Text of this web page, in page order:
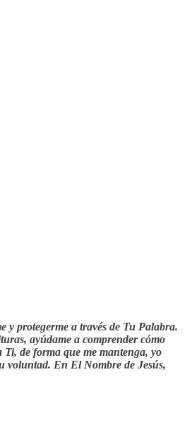
y protegerme a través de Tu Palabra.
ayúdame a comprender cómo
Ti, de forma que me mantenga, yo
voluntad. En El Nombre de Jesús,